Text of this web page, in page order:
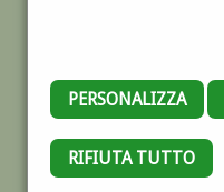
PERSONALIZZA
RIFIUTA TUTTO